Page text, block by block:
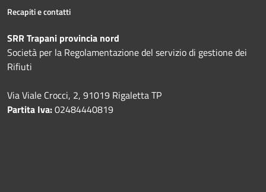
Recapiti e contatti
SRR Trapani provincia nord
Società per la Regolamentazione del servizio di gestione dei
Rifiuti
Via Viale Crocci, 2, 91019 Rigaletta TP
Partita Iva:02484440819